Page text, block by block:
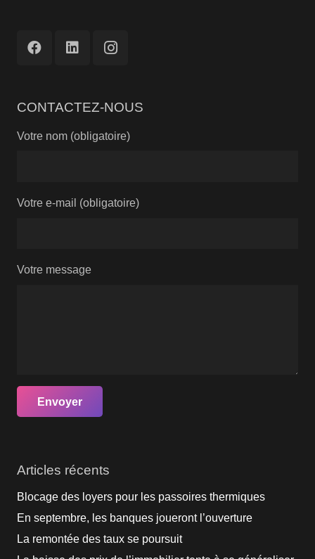
CONTACTEZ-NOUS
Votre nom (obligatoire)
Votre e-mail (obligatoire)
Votre message
Articles récents
Blocage des loyers pour les passoires thermiques
En septembre, les banques joueront l’ouverture
La remontée des taux se poursuit